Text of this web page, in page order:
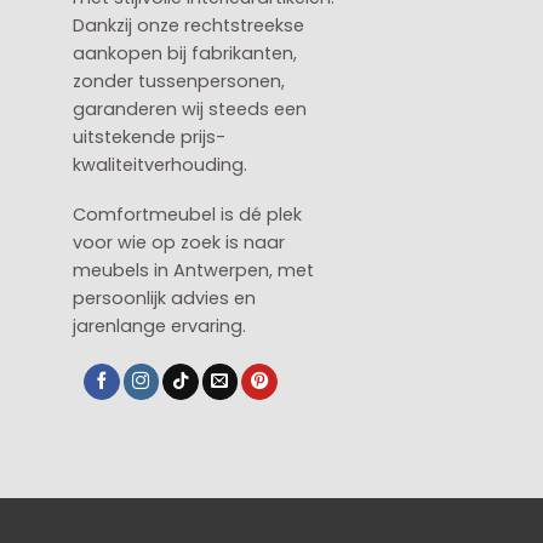
Dankzij onze rechtstreekse
aankopen bij fabrikanten,
zonder tussenpersonen,
garanderen wij steeds een
uitstekende prijs-
kwaliteitverhouding.
Comfortmeubel is dé plek
voor wie op zoek is naar
meubels in Antwerpen, met
persoonlijk advies en
jarenlange ervaring.